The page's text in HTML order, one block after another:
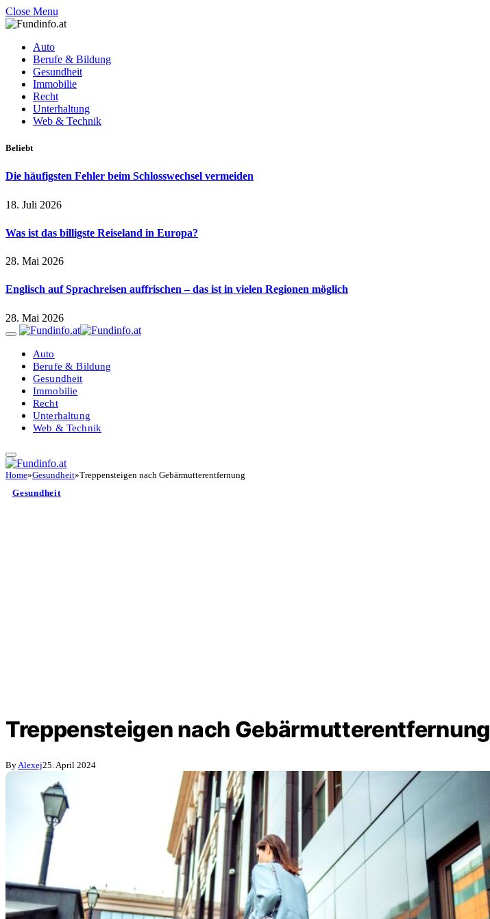
Close Menu
Auto
Berufe & Bildung
Gesundheit
Immobilie
Recht
Unterhaltung
Web & Technik
Beliebt
Die häufigsten Fehler beim Schlosswechsel vermeiden
18. Juli 2026
Was ist das billigste Reiseland in Europa?
28. Mai 2026
Englisch auf Sprachreisen auffrischen – das ist in vielen Regionen möglich
28. Mai 2026
Auto
Berufe & Bildung
Gesundheit
Immobilie
Recht
Unterhaltung
Web & Technik
Home»Gesundheit»Treppensteigen nach Gebärmutterentfernung
Gesundheit
Treppensteigen nach Gebärmutterentfernung
By Alexej25. April 2024